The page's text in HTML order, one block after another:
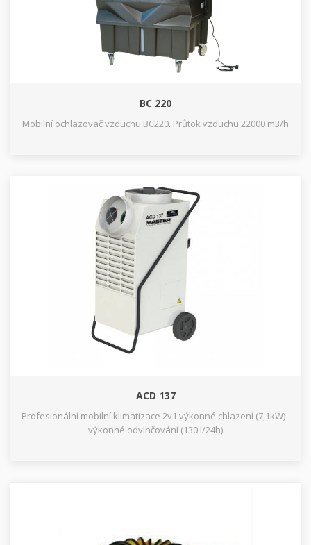
BC 220
Mobilní ochlazovač vzduchu BC220. Průtok vzduchu 22000 m3/h
ACD 137
Profesionální mobilní klimatizace 2v1 výkonné chlazení (7,1kW) -
výkonné odvlhčování (130 l/24h)